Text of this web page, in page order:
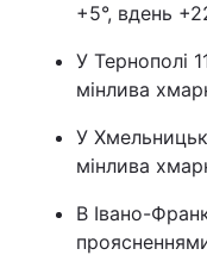
+5°, вдень
У Тернополі
мінлива
У
мінлива
В Івано-